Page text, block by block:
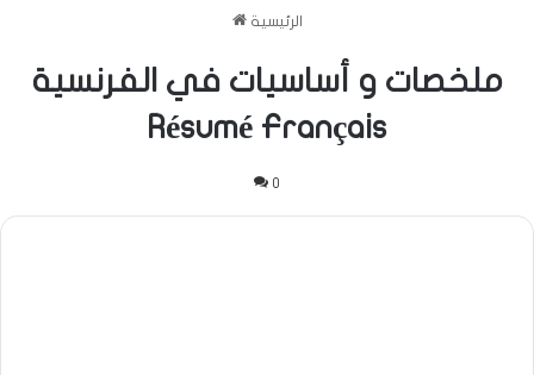
الرئيسية
ملخصات و أساسيات في الفرنسية
Résumé Français
0